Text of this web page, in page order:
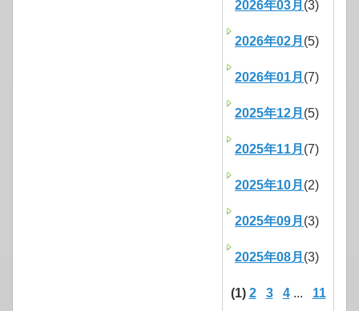
2026年03月 (3)
2026年02月 (5)
2026年01月 (7)
2025年12月 (5)
2025年11月 (7)
2025年10月 (2)
2025年09月 (3)
2025年08月 (3)
(1) 2 3 4... 11